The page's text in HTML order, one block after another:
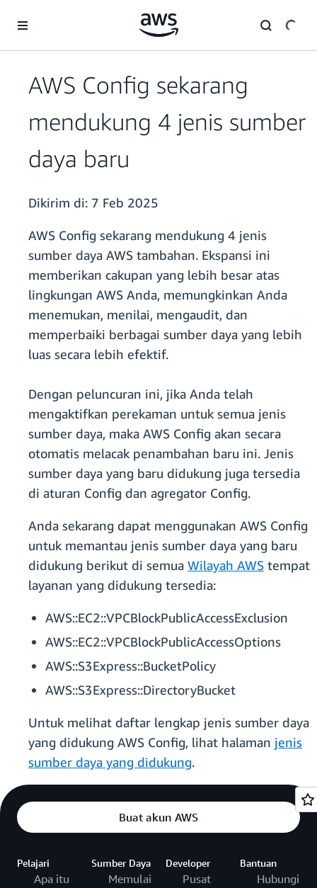
AWS Config sekarang
mendukung 4 jenis sumber
daya baru
Dikirim di: 7 Feb 2025
AWS Config sekarang mendukung 4 jenis
sumber daya AWS tambahan. Ekspansi ini
memberikan cakupan yang lebih besar atas
lingkungan AWS Anda, memungkinkan Anda
menemukan, menilai, mengaudit, dan
memperbaiki berbagai sumber daya yang lebih
luas secara lebih efektif.
Dengan peluncuran ini, jika Anda telah
mengaktifkan perekaman untuk semua jenis
sumber daya, maka AWS Config akan secara
otomatis melacak penambahan baru ini. Jenis
sumber daya yang baru didukung juga tersedia
di aturan Config dan agregator Config.
Anda sekarang dapat menggunakan AWS Config
untuk memantau jenis sumber daya yang baru
didukung berikut di semua Wilayah AWS tempat
layanan yang didukung tersedia:
AWS::EC2::VPCBlockPublicAccessExclusion
AWS::EC2::VPCBlockPublicAccessOptions
AWS::S3Express::BucketPolicy
AWS::S3Express::DirectoryBucket
Untuk melihat daftar lengkap jenis sumber daya
yang didukung AWS Config, lihat halaman jenis
sumber daya yang didukung.
Buat akun AWS
Pelajari
Apa itu
Sumber Daya
Memulai
Developer
Pusat
Bantuan
Hubungi